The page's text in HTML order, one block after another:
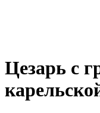
Цезарь с